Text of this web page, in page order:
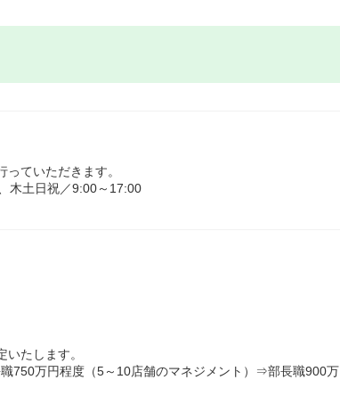
ていただきます。
木土日祝／9:00～17:00
たします。
750万円程度（5～10店舗のマネジメント）⇒部長職900万